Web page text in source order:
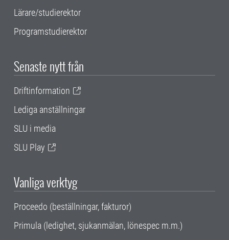
Lärare/studierektor
Programstudierektor
Senaste nytt från
Driftinformation
Lediga anställningar
SLU i media
SLU Play
Vanliga verktyg
Proceedo (beställningar, fakturor)
Primula (ledighet, sjukanmälan, lönespec m.m.)